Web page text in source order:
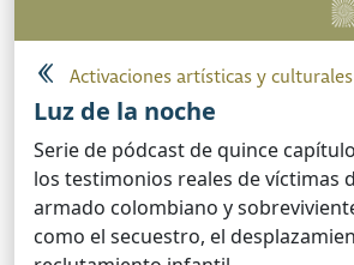
Activaciones artísticas y culturales
Luz de la noche
Serie de pódcast de quince
los testimonios reales de víctimas
armado colombiano y
como el secuestro, el